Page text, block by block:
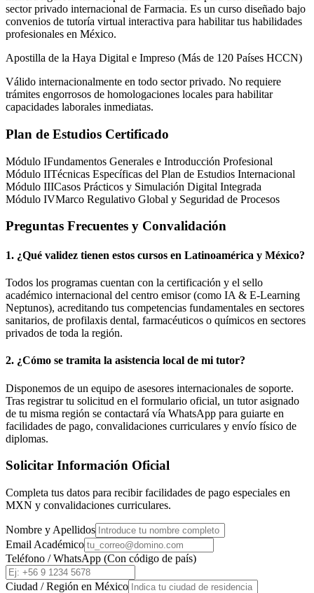
sector privado internacional de Farmacia. Es un curso diseñado bajo
convenios de tutoría virtual interactiva para habilitar tus habilidades
profesionales en México.
Apostilla de la Haya Digital e Impreso (Más de 120 Países HCCN)
Válido internacionalmente en todo sector privado. No requiere
trámites engorrosos de homologaciones locales para habilitar
capacidades laborales inmediatas.
Plan de Estudios Certificado
Módulo IFundamentos Generales e Introducción Profesional
Módulo IITécnicas Específicas del Plan de Estudios Internacional
Módulo IIICasos Prácticos y Simulación Digital Integrada
Módulo IVMarco Regulativo Global y Seguridad de Procesos
Preguntas Frecuentes y Convalidación
1. ¿Qué validez tienen estos cursos en Latinoamérica y México?
Todos los programas cuentan con la certificación y el sello
académico internacional del centro emisor (como IA & E-Learning
Neptunos), acreditando tus competencias fundamentales en sectores
sanitarios, de profilaxis dental, farmacéuticos o químicos en sectores
privados de toda la región.
2. ¿Cómo se tramita la asistencia local de mi tutor?
Disponemos de un equipo de asesores internacionales de soporte.
Tras registrar tu solicitud en el formulario oficial, un tutor asignado
de tu misma región se contactará vía WhatsApp para guiarte en
facilidades de pago, convalidaciones curriculares y envío físico de
diplomas.
Solicitar Información Oficial
Completa tus datos para recibir facilidades de pago especiales en
MXN y convalidaciones curriculares.
Nombre y Apellidos
Email Académico
Teléfono / WhatsApp (Con código de país)
Ciudad / Región en México